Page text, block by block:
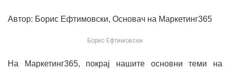
Автор: Борис Ефтимовски, Основач на Маркетинг365
Борис Ефтимовски
На Маркетинг365, покрај нашите основни теми на